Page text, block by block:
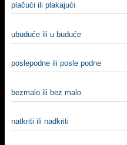
plačući ili plakajući
ubuduće ili u buduće
poslepodne ili posle podne
bezmalo ili bez malo
natkriti ili nadkriti